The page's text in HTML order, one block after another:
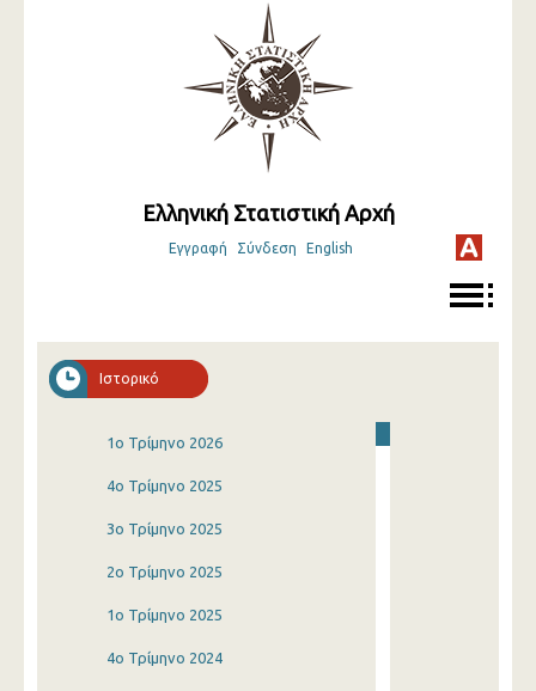
Ελληνική Στατιστική Αρχή
Εγγραφή Σύνδεση English
Ιστορικό
1o Τρίμηνο 2026
4o Τρίμηνο 2025
3o Τρίμηνο 2025
2o Τρίμηνο 2025
1o Τρίμηνο 2025
4o Τρίμηνο 2024